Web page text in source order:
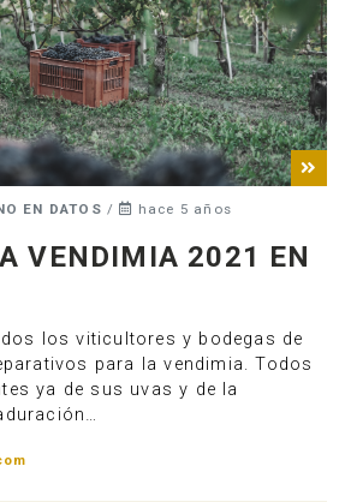
EN DATOS / hace 5 años
VENDIMIA 2021 EN
los viticultores y bodegas de
para la vendimia. Todos
ya de sus uvas y de la